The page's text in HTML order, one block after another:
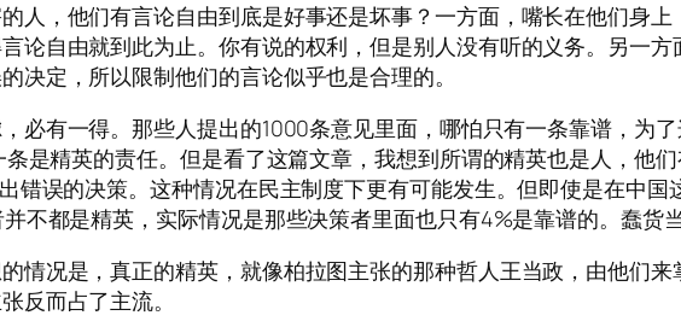
人，他们有言论自由到底是好事还是坏事？一方面，嘴长在他们身
论自由就到此为止。你有说的权利，但是别人没有听的义务。另一
决定，所以限制他们的言论似乎也是合理的。
必有一得。那些人提出的1000条意见里面，哪怕只有一条靠谱，为
是精英的责任。但是看了这篇文章，我想到所谓的精英也是人，他
错误的决策。这种情况在民主制度下更有可能发生。但即使是在中国
不都是精英，实际情况是那些决策者里面也只有4%是靠谱的。蠢货
情况是，真正的精英，就像柏拉图主张的那种哲人王当政，由他们
反而占了主流。